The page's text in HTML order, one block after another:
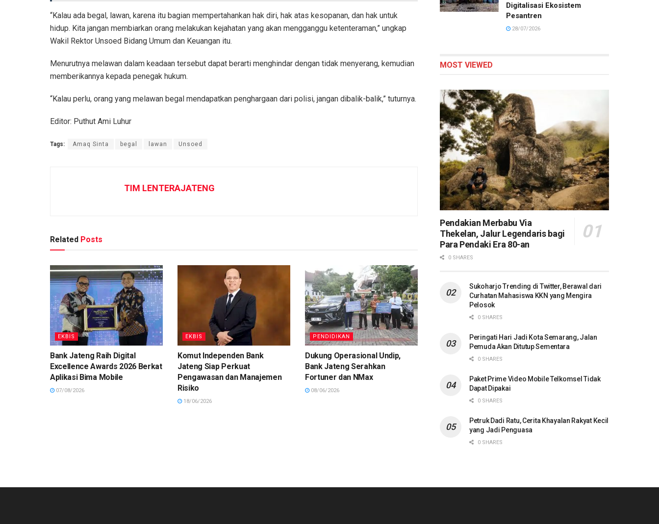
“Kalau ada begal, lawan, karena itu bagian mempertahankan hak diri, hak atas kesopanan, dan hak untuk
hidup. Kita jangan membiarkan orang melakukan kejahatan yang akan mengganggu ketenteraman,” ungkap
Wakil Rektor Unsoed Bidang Umum dan Keuangan itu.
Menurutnya melawan dalam keadaan tersebut dapat berarti menghindar dengan tidak menyerang, kemudian
memberikannya kepada penegak hukum.
“Kalau perlu, orang yang melawan begal mendapatkan penghargaan dari polisi, jangan dibalik-balik,” tuturnya.
Editor: Puthut Ami Luhur
Tags: Amaq Sinta begal lawan Unsoed
TIM LENTERAJATENG
Related Posts
EKBIS
Bank Jateng Raih Digital
Excellence Awards 2026 Berkat
Aplikasi Bima Mobile
07/08/2026
EKBIS
Komut Independen Bank
Jateng Siap Perkuat
Pengawasan dan Manajemen
Risiko
18/06/2026
PENDIDIKAN
Dukung Operasional Undip,
Bank Jateng Serahkan
Fortuner dan NMax
08/06/2026
Digitalisasi Ekosistem
Pesantren
28/07/2026
MOST VIEWED
Pendakian Merbabu Via
Thekelan, Jalur Legendaris bagi
Para Pendaki Era 80-an
0 SHARES
Sukoharjo Trending di Twitter, Berawal dari
Curhatan Mahasiswa KKN yang Mengira
Pelosok
0 SHARES
Peringati Hari Jadi Kota Semarang, Jalan
Pemuda Akan Ditutup Sementara
0 SHARES
Paket Prime Video Mobile Telkomsel Tidak
Dapat Dipakai
0 SHARES
Petruk Dadi Ratu, Cerita Khayalan Rakyat Kecil
yang Jadi Penguasa
0 SHARES